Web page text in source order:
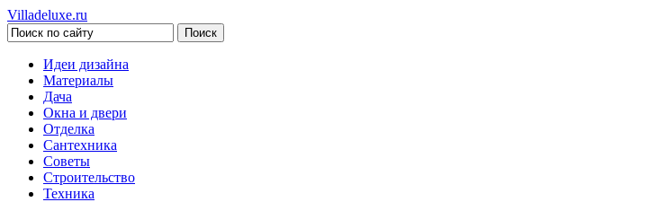
Villadeluxe.ru
Идеи дизайна
Материалы
Дача
Окна и двери
Отделка
Сантехника
Советы
Строительство
Техника